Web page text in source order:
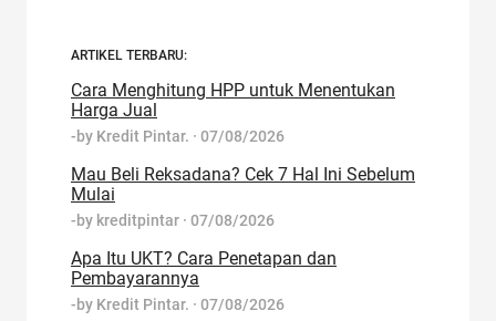
ARTIKEL TERBARU:
Cara Menghitung HPP untuk Menentukan
Harga Jual
-by Kredit Pintar. · 07/08/2026
Mau Beli Reksadana? Cek 7 Hal Ini Sebelum
Mulai
-by kreditpintar · 07/08/2026
Apa Itu UKT? Cara Penetapan dan
Pembayarannya
-by Kredit Pintar. · 07/08/2026